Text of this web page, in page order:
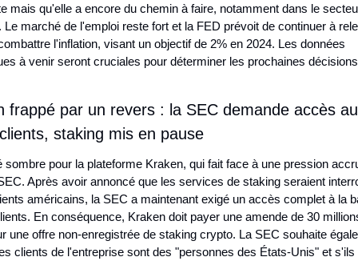
mais qu'elle a encore du chemin à faire, notamment dans le
Le marché de l'emploi reste fort et la FED prévoit de continuer à
l'inflation, visant un objectif de 2% en 2024. Les données
à venir seront cruciales pour déterminer les prochaines
frappé par un revers : la SEC demande accès
staking mis en pause
sombre pour la plateforme Kraken, qui fait face à une pression
Après avoir annoncé que les services de staking seraient
américains, la SEC a maintenant exigé un accès complet à la
En conséquence, Kraken doit payer une amende de 30
une offre non-enregistrée de staking crypto. La SEC souhaite
clients de l'entreprise sont des "personnes des États-Unis" et s'ils